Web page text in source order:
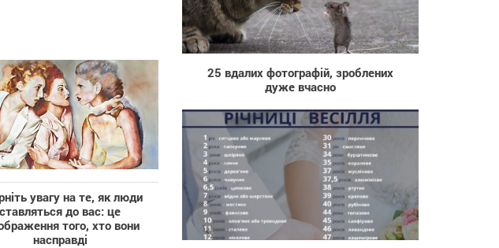
увагу на те, як люди
ставляться до вас: це
того, хто вони
насправді
117 645
25 вдалих фотографій, зроблених
дуже вчасно
4 894